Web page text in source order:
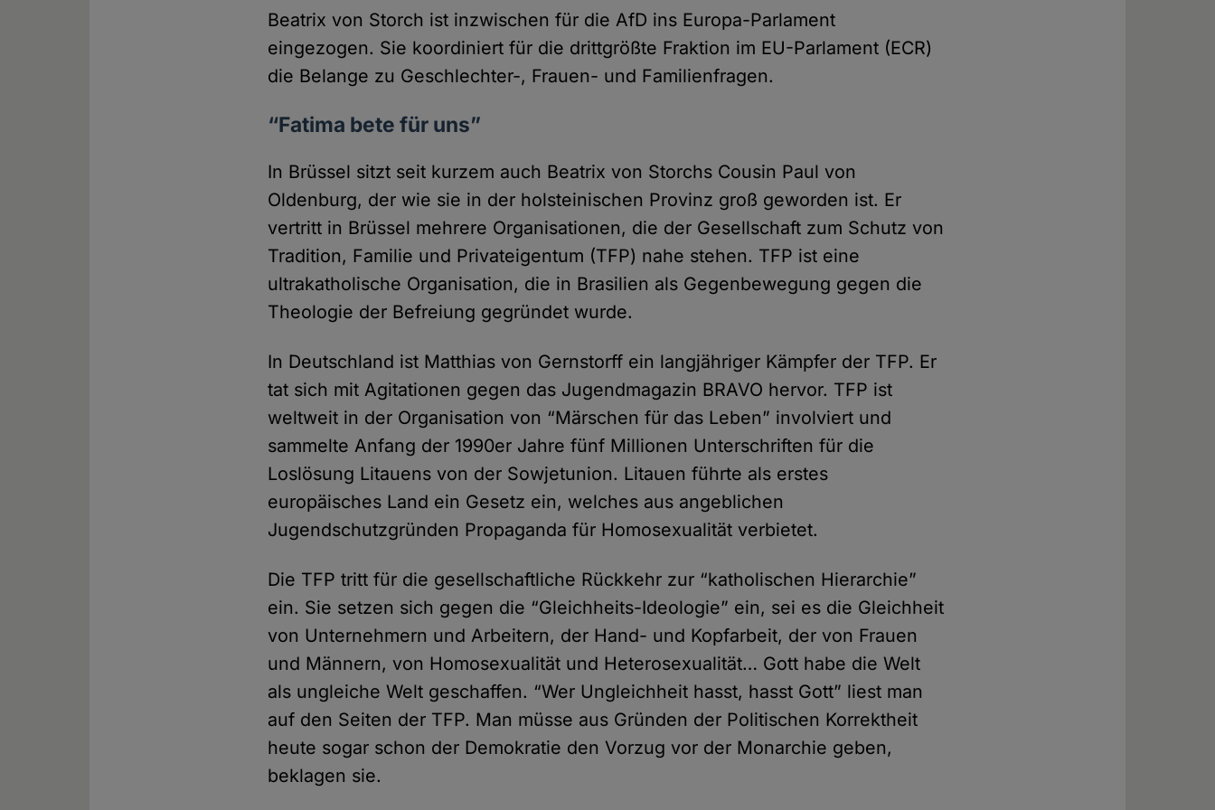
Beatrix von Storch ist inzwischen für die AfD ins Europa-Parlament
eingezogen. Sie koordiniert für die drittgrößte Fraktion im EU-Parlament (ECR)
die Belange zu Geschlechter-, Frauen- und Familienfragen.
“Fatima bete für uns”
In Brüssel sitzt seit kurzem auch Beatrix von Storchs Cousin Paul von
Oldenburg, der wie sie in der holsteinischen Provinz groß geworden ist. Er
vertritt in Brüssel mehrere Organisationen, die der Gesellschaft zum Schutz von
Tradition, Familie und Privateigentum (TFP) nahe stehen. TFP ist eine
ultrakatholische Organisation, die in Brasilien als Gegenbewegung gegen die
Theologie der Befreiung gegründet wurde.
In Deutschland ist Matthias von Gernstorff ein langjähriger Kämpfer der TFP. Er
tat sich mit Agitationen gegen das Jugendmagazin BRAVO hervor. TFP ist
weltweit in der Organisation von “Märschen für das Leben” involviert und
sammelte Anfang der 1990er Jahre fünf Millionen Unterschriften für die
Loslösung Litauens von der Sowjetunion. Litauen führte als erstes
europäisches Land ein Gesetz ein, welches aus angeblichen
Jugendschutzgründen Propaganda für Homosexualität verbietet.
Die TFP tritt für die gesellschaftliche Rückkehr zur “katholischen Hierarchie”
ein. Sie set­zen sich gegen die “Gleichheits-Ideologie” ein, sei es die Gleichheit
von Unternehmern und Arbeitern, der Hand- und Kopfarbeit, der von Frauen
und Männern, von Homosexualität und Heterosexualität… Gott habe die Welt
als ungleiche Welt geschaffen. “Wer Ungleichheit hasst, hasst Gott” liest man
auf den Seiten der TFP. Man müsse aus Gründen der Politischen Korrektheit
heute sogar schon der Demokratie den Vorzug vor der Monarchie geben,
beklagen sie.